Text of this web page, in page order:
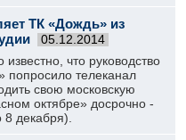
ТК «Дождь» из
05.12.2014
известно, что руководство
попросило телеканал
свою московскую
октябре» досрочно -
декабря).